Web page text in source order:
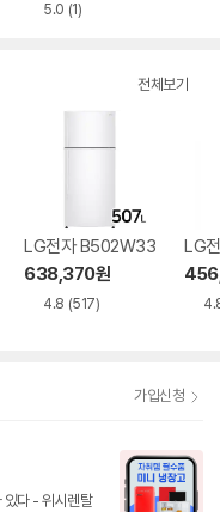
5.0 (1)
전체보기
LG전자 B502W33
638,370원
4.8 (517)
LG
가입신청
있다 - 위시렌탈